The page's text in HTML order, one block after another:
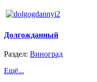
Долгожданный
Раздел: Виноград
Ещё...